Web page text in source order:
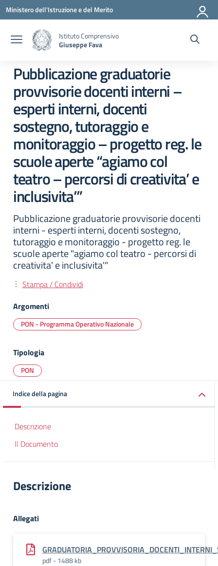
Vai ai contenuti
Vai al menu di navigazione
Vai al footer
Ministero dell'Istruzione e del Merito
Istituto Comprensivo
Giuseppe Fava
Pubblicazione graduatorie
provvisorie docenti interni –
esperti interni, docenti
sostegno, tutoraggio e
monitoraggio – progetto reg. le
scuole aperte “agiamo col
teatro – percorsi di creativita’ e
inclusivita’”
Pubblicazione graduatorie provvisorie docenti
interni - esperti interni, docenti sostegno,
tutoraggio e monitoraggio - progetto reg. le
scuole aperte "agiamo col teatro - percorsi di
creativita' e inclusivita'"
Stampa / Condividi
Argomenti
PON - Programma Operativo Nazionale
Tipologia
PON
Indice della pagina
Descrizione
Il Documento
Descrizione
Allegati
pdf - 1488 kb